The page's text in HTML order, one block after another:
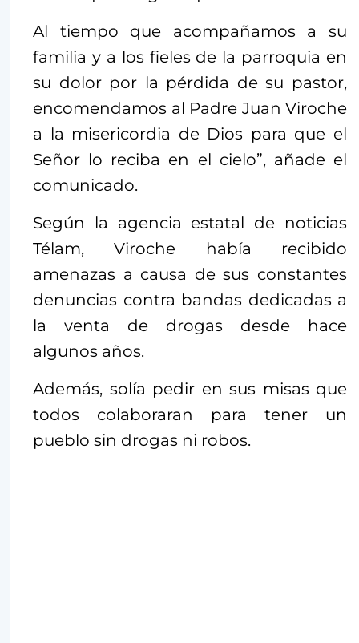
Al tiempo que acompañamos a su
familia y a los fieles de la parroquia en
su dolor por la pérdida de su pastor,
encomendamos al Padre Juan Viroche
a la misericordia de Dios para que el
Señor lo reciba en el cielo”, añade el
comunicado.
Según la agencia estatal de noticias
Télam, Viroche había recibido
amenazas a causa de sus constantes
denuncias contra bandas dedicadas a
la venta de drogas desde hace
algunos años.
Además, solía pedir en sus misas que
todos colaboraran para tener un
pueblo sin drogas ni robos.